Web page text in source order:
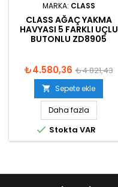
MARKA: CLASS
CLASS AĞAÇ YAKMA
HAVYASI 5 FARKLI UÇLU
BUTONLU ZD8905
₺4.580,36 ₺4.821,43
 Sepete ekle
Daha fazla
 Stokta VAR